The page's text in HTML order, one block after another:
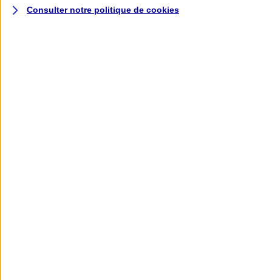
Consulter notre politique de cookies